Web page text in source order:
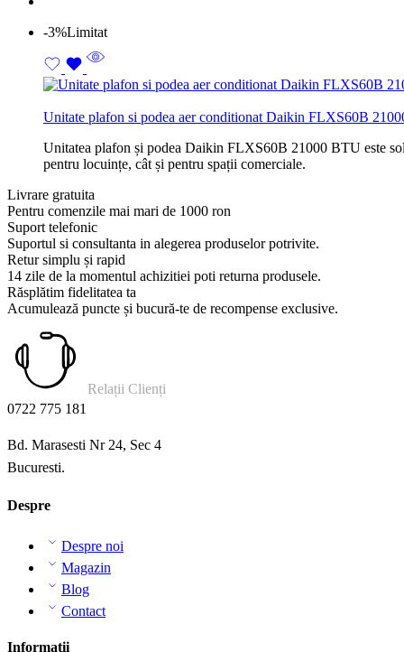
-3%Limitat
Unitate plafon si podea aer conditionat Daikin FLXS60B
Unitatea plafon și podea Daikin FLXS60B 21000 BTU este
pentru locuințe, cât și pentru spații comerciale.
Livrare gratuita
Pentru comenzile mai mari de 1000 ron
Suport telefonic
Suportul si consultanta in alegerea produselor potrivite.
Retur simplu și rapid
14 zile de la momentul achizitiei poti returna produsele.
Răsplătim fidelitatea ta
Acumulează puncte și bucură-te de recompense exclusive.
Relații Clienți
0722 775 181
Bd. Marasesti Nr 24, Sec 4
Bucuresti.
Despre
Despre noi
Magazin
Blog
Contact
Informații